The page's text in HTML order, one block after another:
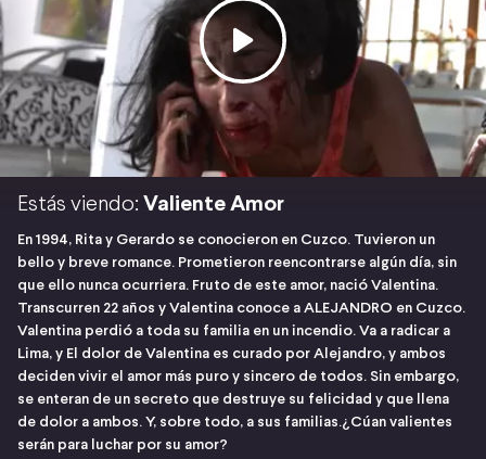
Estás viendo: Valiente Amor
En 1994, Rita y Gerardo se conocieron en Cuzco. Tuvieron un
bello y breve romance. Prometieron reencontrarse algún día, sin
que ello nunca ocurriera. Fruto de este amor, nació Valentina.
Transcurren 22 años y Valentina conoce a ALEJANDRO en Cuzco.
Valentina perdió a toda su familia en un incendio. Va a radicar a
Lima, y El dolor de Valentina es curado por Alejandro, y ambos
deciden vivir el amor más puro y sincero de todos. Sin embargo,
se enteran de un secreto que destruye su felicidad y que llena
de dolor a ambos. Y, sobre todo, a sus familias.¿Cúan valientes
serán para luchar por su amor?